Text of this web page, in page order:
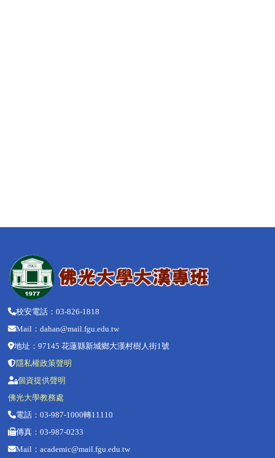
校安電話：03-826-1818
Mail：dahan@mail.fgu.edu.tw
地址：97145 花蓮縣新城鄉大漢村樹人街1號
隱私權政策聲明
個資提供聲明
佛光大學教務處
電話：03-987-1000轉11110
傳真：03-987-0233
Mail： academic@mail.fgu.edu.tw